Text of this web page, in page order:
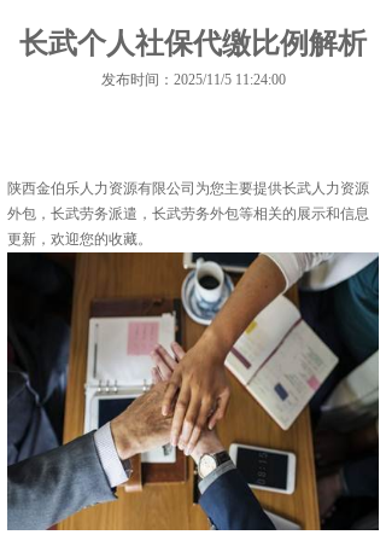
长武个人社保代缴比例解析
发布时间：2025/11/5 11:24:00
陕西金伯乐人力资源有限公司为您主要提供长武人力资源
外包 ，长武劳务派遣，长武劳务外包等相关的展示和信息
更新，欢迎您的收藏。